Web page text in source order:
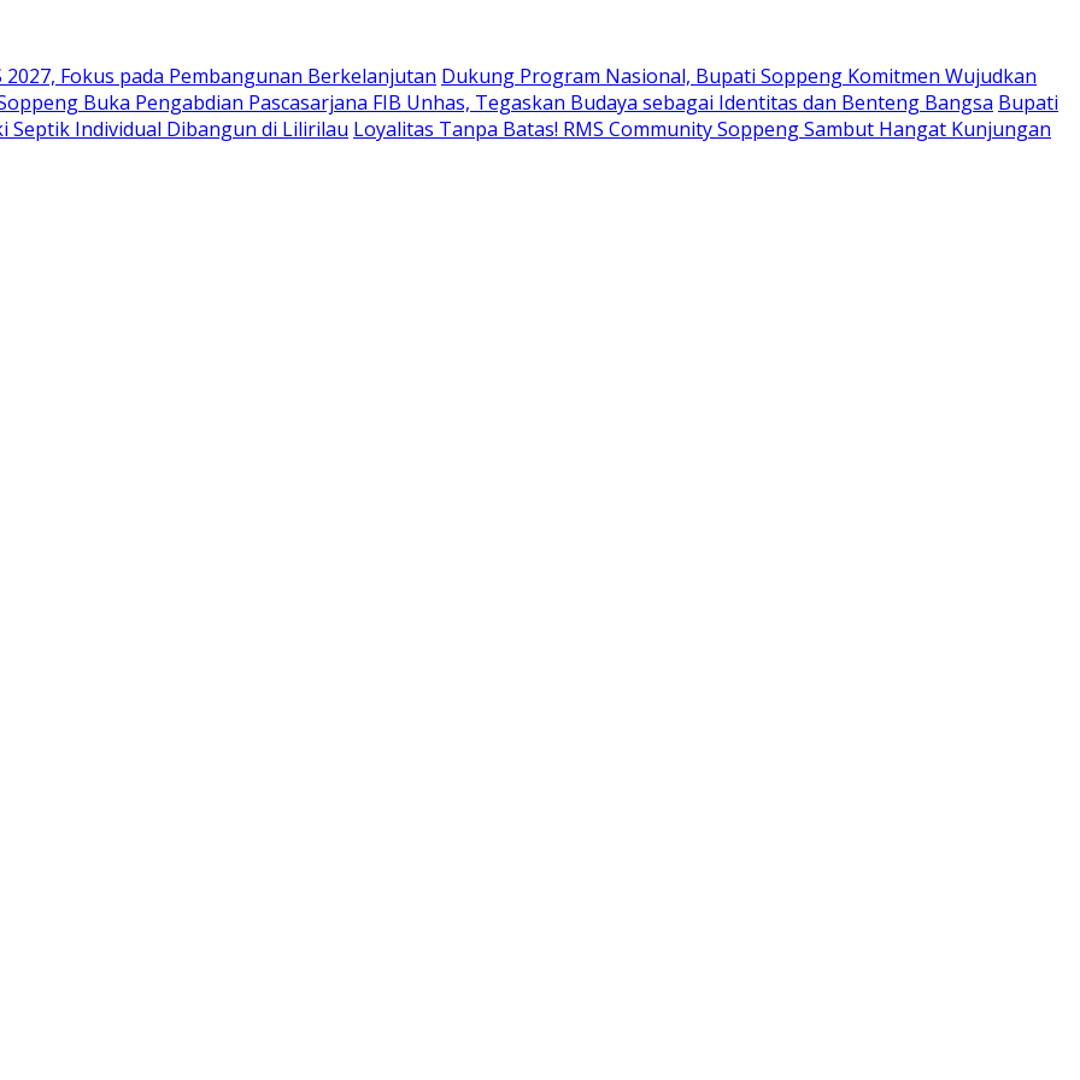
2027, Fokus pada Pembangunan Berkelanjutan Dukung Program Nasional, Bupati Soppeng Komitmen Wujudkan
Buka Pengabdian Pascasarjana FIB Unhas, Tegaskan Budaya sebagai Identitas dan Benteng Bangsa Bupati
Septik Individual Dibangun di Lilirilau Loyalitas Tanpa Batas! RMS Community Soppeng Sambut Hangat Kunjungan